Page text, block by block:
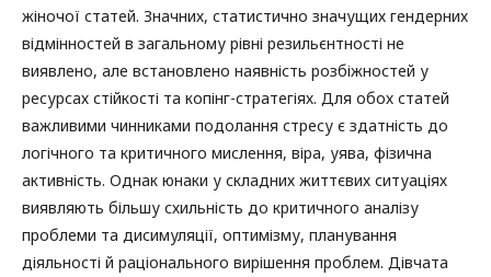
жіночої статей. Значних, статистично значущих гендерних
відмінностей в загальному рівні резильєнтності не
виявлено, але встановлено наявність розбіжностей у
ресурсах стійкості та копінг-стратегіях. Для обох статей
важливими чинниками подолання стресу є здатність до
логічного та критичного мислення, віра, уява, фізична
активність. Однак юнаки у складних життєвих ситуаціях
виявляють більшу схильність до критичного аналізу
проблеми та дисимуляції, оптимізму, планування
діяльності й раціонального вирішення проблем. Дівчата